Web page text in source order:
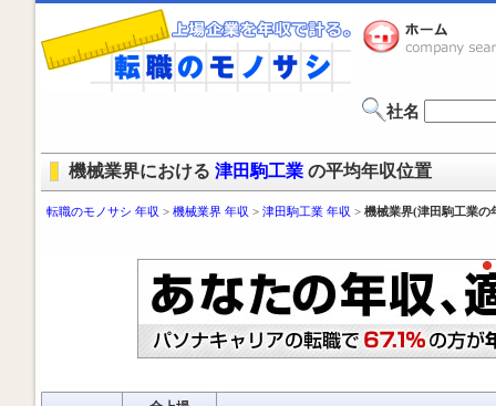
社名
機械業界における 津田駒工業 の平均年収位置
転職のモノサシ 年収 > 機械業界 年収 > 津田駒工業 年収 > 機械業界(津田駒工業の